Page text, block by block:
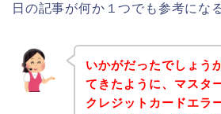
日の記事が何か１つでも参考にな
いかがだったでしょう
てきたように、マスタ
クレジットカードエラ